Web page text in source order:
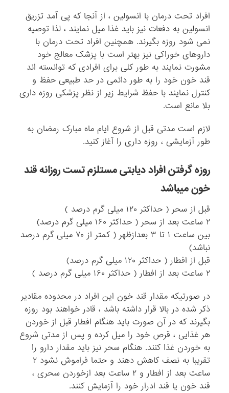
افراد تحت درمان با انسولین ، از آنجا که پی آمد تزریق
انسولین به دفعات نیز باید غذا میل نمایند ، لذا توصیه
نمی شود روزه بگیرند. همچنین افراد تحت درمان با
داروهای خوراکی نیز بهتر است با پزشک معالج خود
مشورت نمایند به طور کلی برای افرادی که توانسته اند
قند خون خود را به طور دائمی در حد طبیعی حفظ و
کنترل نمایند با حفظ شرایط زیر از نظر پزشکی روزه داری
بلا مانع است.
لازم است مدتی قبل از شروع ایام ماه مبارک رمضان به
طور آزمایشی ، روزه داری را آغاز کنید.
روزه گرفتن افراد دیابتی مستلزم تست روزانه قند
خون میباشد
قبل از سحر ( حداکثر ۱۲۰ میلی گرم درصد )
۲ ساعت بعد از سحر ( حداکثر ۱۶۰ میلی گرم درصد)
بین ساعت ۱ تا ۳ بعدازظهر ( کمتر از ۷۰ میلی گرم درصد
نباشد)
قبل از افطار ( حداکثر ۱۲۰ میلی گرم درصد)
۲ ساعت بعد از افطار ( حداکثر ۱۶۰ میلی گرم درصد )
در صورتیکه مقدار قند خون این افراد در محدوده مقادیر
ذکر شده در بالا قرار داشته باشد ، قادر خواهند بود روزه
بگیرند که در آن صورت باید هنگام افطار قبل از خوردن
هر غذایی ، قرص خود را میل کرده و پس از مدتی شروع
به خوردن غذا کنند. هنگام سحر نیز باید مقدار دارو را
تقریبا به نصف کاهش دهند و حتما فراموش نشود ۲
ساعت بعد از افطار و ۲ ساعت بعد ازخوردن سحری ،
قند خون یا قند ادرار خود را آزمایش کنند.